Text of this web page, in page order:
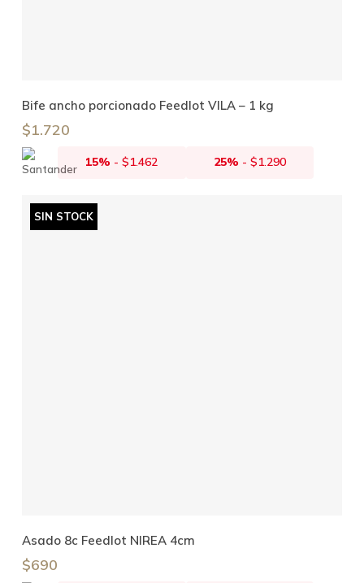
Añadir Al Carrito
Bife ancho porcionado Feedlot VILA – 1 kg
$1.720
15% -$1.462 25% - $1.290
SIN STOCK
Leer Más
Asado 8c Feedlot NIREA 4cm
$690